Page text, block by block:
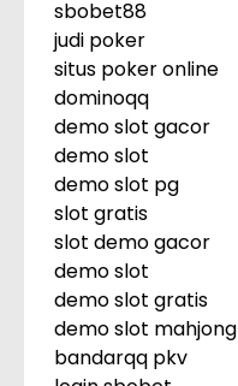
sbobet88
judi poker
situs poker online
dominoqq
demo slot gacor
demo slot
demo slot pg
slot gratis
slot demo gacor
demo slot
demo slot gratis
demo slot mahjong
bandarqq pkv